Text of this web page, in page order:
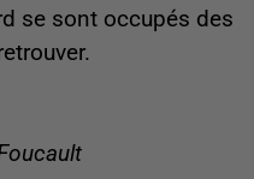
se sont occupés des